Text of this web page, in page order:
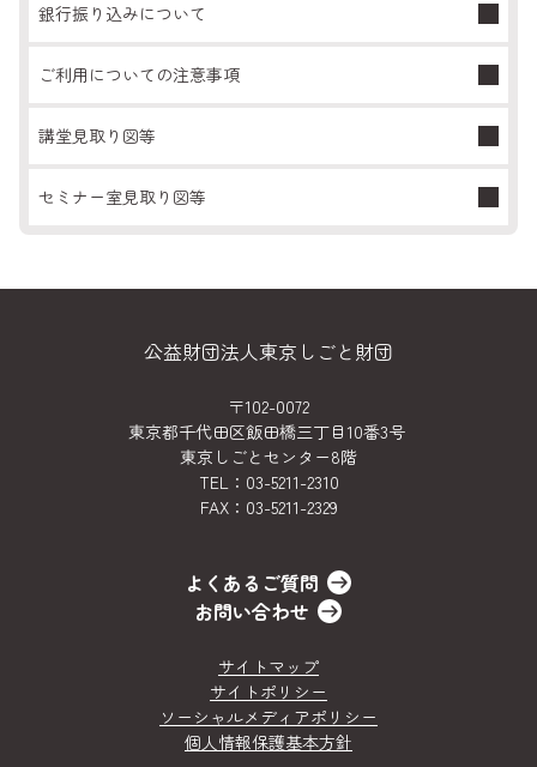
銀行振り込みについて
ご利用についての注意事項
講堂見取り図等
セミナー室見取り図等
公益財団法人東京しごと財団
〒102-0072
東京都千代田区飯田橋三丁目10番3号
東京しごとセンター8階
TEL： 03-5211-2310
FAX：03-5211-2329
よくあるご質問
お問い合わせ
サイトマップ
サイトポリシー
ソーシャルメディアポリシー
個人情報保護基本方針